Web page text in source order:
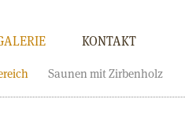
KONTAKT
Saunen mit Zirbenholz